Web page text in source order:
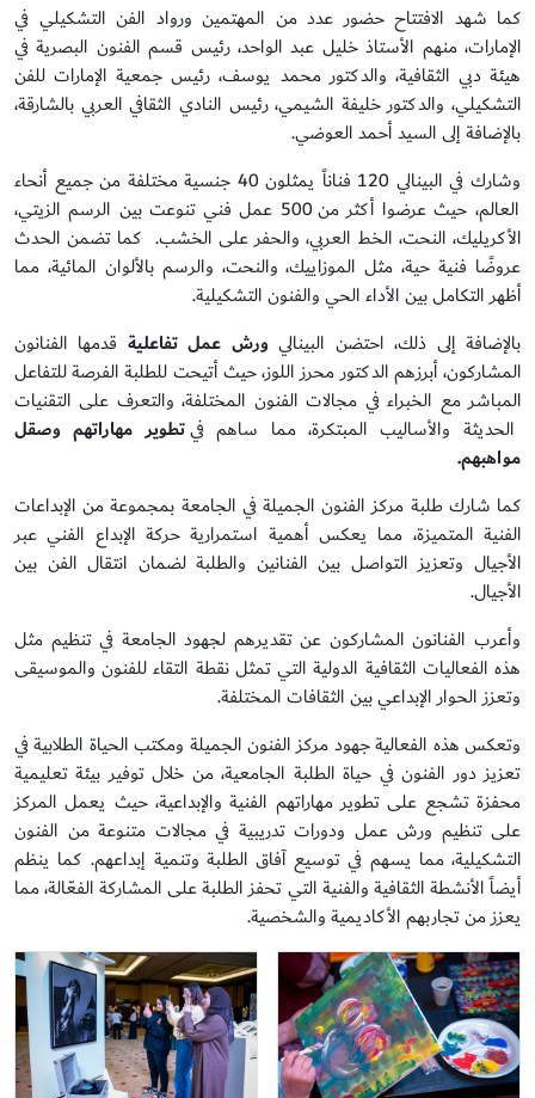
كما شهد الافتتاح حضور عدد من المهتمين ورواد الفن التشكيلي في
الإمارات، منهم الأستاذ خليل عبد الواحد، رئيس قسم الفنون البصرية في
هيئة دبي الثقافية، والدكتور محمد يوسف، رئيس جمعية الإمارات للفن
التشكيلي، والدكتور خليفة الشيمي، رئيس النادي الثقافي العربي بالشارقة،
بالإضافة إلى السيد أحمد العوضي.
وشارك في البينالي 120 فناناً يمثلون 40 جنسية مختلفة من جميع أنحاء
العالم، حيث عرضوا أكثر من 500 عمل فني تنوعت بين الرسم الزيتي،
الأكريليك، النحت، الخط العربي، والحفر على الخشب. كما تضمن الحدث
عروضًا فنية حية، مثل الموزاييك، والنحت، والرسم بالألوان المائية، مما
أظهر التكامل بين الأداء الحي والفنون التشكيلية.
بالإضافة إلى ذلك، احتضن البيناليورش عمل تفاعلية قدمها الفنانون
المشاركون، أبرزهم الدكتور محرز اللوز، حيث أتيحت للطلبة الفرصة للتفاعل
المباشر مع الخبراء في مجالات الفنون المختلفة، والتعرف على التقنيات
الحديثة والأساليب المبتكرة، مما ساهم فيتطوير مهاراتهم وصقل
مواهبهم.
كما شارك طلبة مركز الفنون الجميلة في الجامعة بمجموعة من الإبداعات
الفنية المتميزة، مما يعكس أهمية استمرارية حركة الإبداع الفني عبر
الأجيال وتعزيز التواصل بين الفنانين والطلبة لضمان انتقال الفن بين
الأجيال.
وأعرب الفنانون المشاركون عن تقديرهم لجهود الجامعة في تنظيم مثل
هذه الفعاليات الثقافية الدولية التي تمثل نقطة التقاء للفنون والموسيقى
وتعزز الحوار الإبداعي بين الثقافات المختلفة.
وتعكس هذه الفعالية جهود مركز الفنون الجميلة ومكتب الحياة الطلابية في
تعزيز دور الفنون في حياة الطلبة الجامعية، من خلال توفير بيئة تعليمية
محفزة تشجع على تطوير مهاراتهم الفنية والإبداعية، حيث يعمل المركز
على تنظيم ورش عمل ودورات تدريبية في مجالات متنوعة من الفنون
التشكيلية، مما يسهم في توسيع آفاق الطلبة وتنمية إبداعهم. كما ينظم
أيضاً الأنشطة الثقافية والفنية التي تحفز الطلبة على المشاركة الفعّالة، مما
يعزز من تجاربهم الأكاديمية والشخصية.